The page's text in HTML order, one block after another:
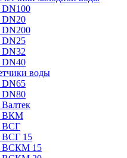
DN20
DN25
DN40
воды
DN65
DN80
ВКМ
ВСГ
ВСГ 15
ВСКМ 15